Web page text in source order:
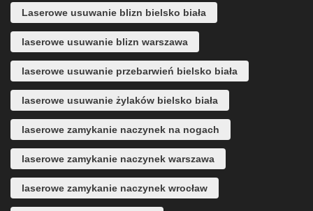
Laserowe usuwanie blizn bielsko biała
laserowe usuwanie blizn warszawa
laserowe usuwanie przebarwień bielsko biała
laserowe usuwanie żylaków bielsko biała
laserowe zamykanie naczynek na nogach
laserowe zamykanie naczynek warszawa
laserowe zamykanie naczynek wrocław